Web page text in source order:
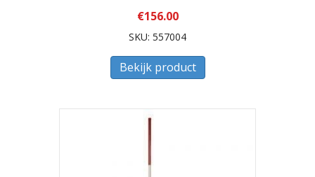
€156.00
SKU: 557004
Bekijk product